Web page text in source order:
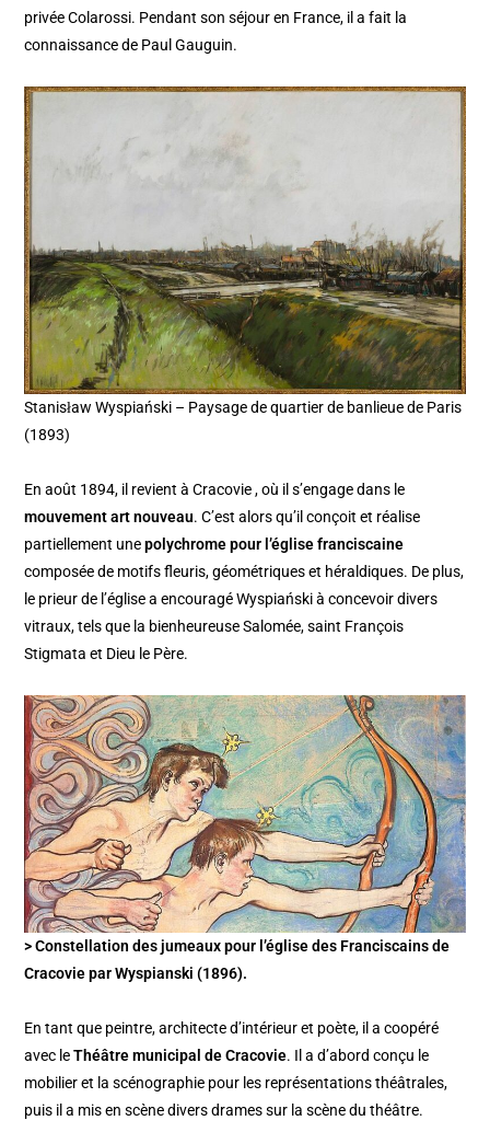
privée Colarossi. Pendant son séjour en France, il a fait la
connaissance de Paul Gauguin.
Stanisław Wyspiański – Paysage de quartier de banlieue de Paris
(1893)
En août 1894, il revient à Cracovie , où il s’engage dans le
mouvement art nouveau. C’est alors qu’il conçoit et réalise
partiellement unepolychrome pour l’église franciscaine
composée de motifs fleuris, géométriques et héraldiques. De plus,
le prieur de l’église a encouragé Wyspiański à concevoir divers
vitraux, tels que la bienheureuse Salomée, saint François
Stigmata et Dieu le Père.
> Constellation des jumeaux pour l’église des Franciscains de
Cracovie par Wyspianski (1896).
En tant que peintre, architecte d’intérieur et poète, il a coopéré
avec leThéâtre municipal de Cracovie. Il a d’abord conçu le
mobilier et la scénographie pour les représentations théâtrales,
puis il a mis en scène divers drames sur la scène du théâtre.